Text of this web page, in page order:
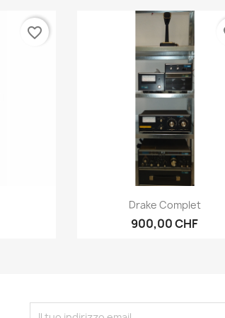
favorite_border
Anteprima
Drake Complet
900,00 CHF